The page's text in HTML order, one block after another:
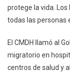
protege la vida.
todas las personas
El CMDH llamó al
migratorio en
centros de salud y